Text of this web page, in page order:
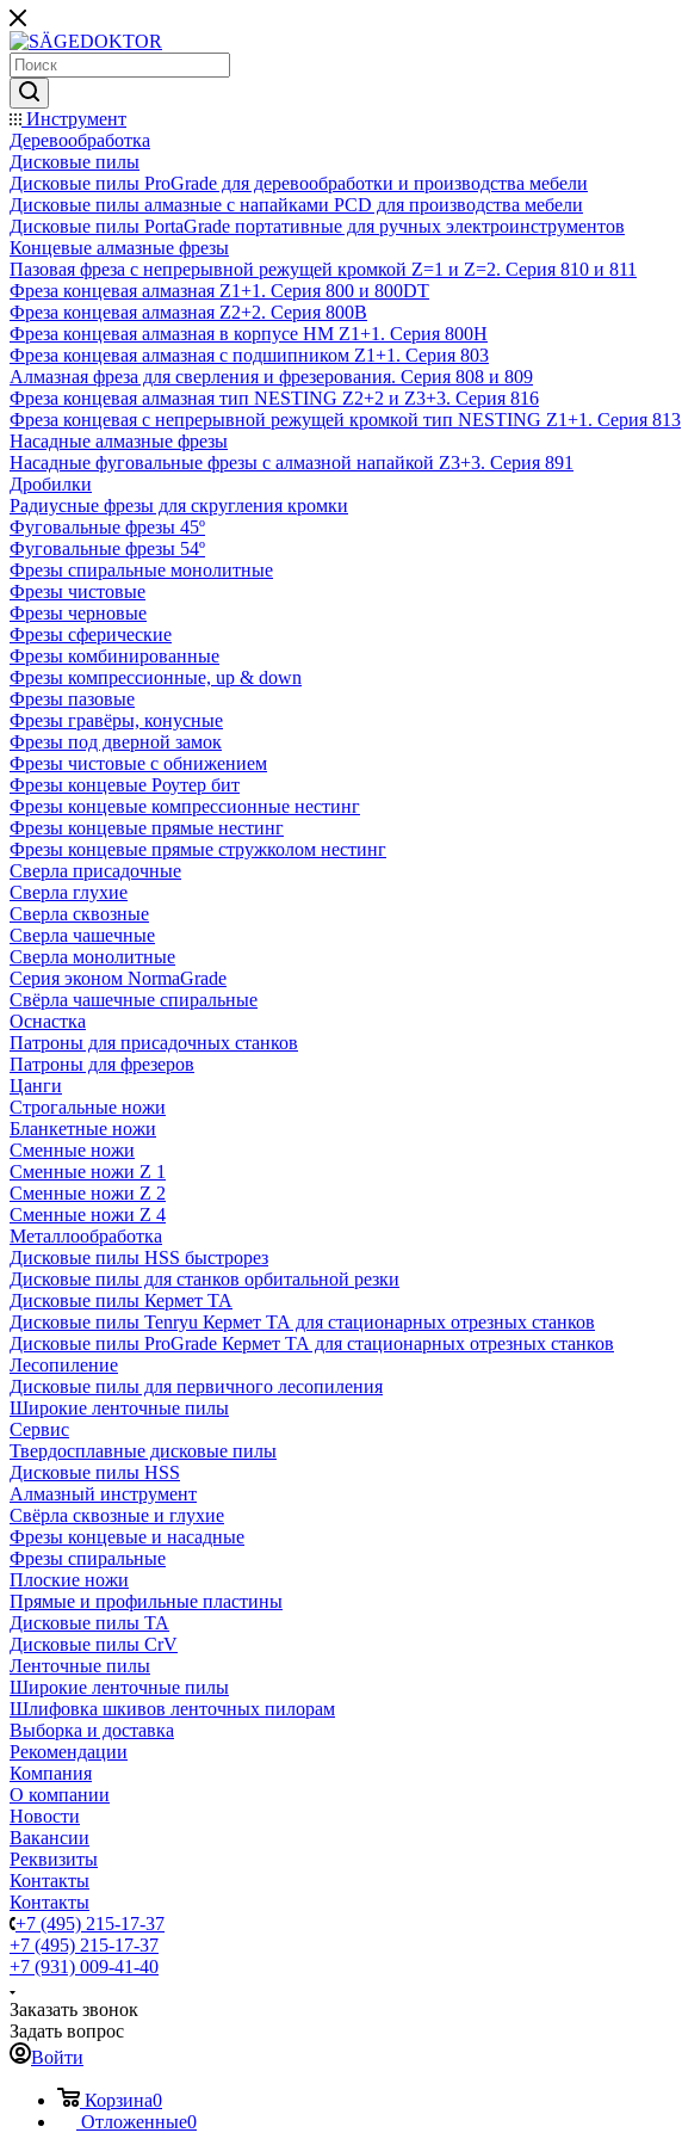
Инструмент
Деревообработка
Дисковые пилы
Дисковые пилы ProGrade для деревообработки и производства мебели
Дисковые пилы алмазные с напайками PCD для производства мебели
Дисковые пилы PortaGrade портативные для ручных электроинструментов
Концевые алмазные фрезы
Пазовая фреза с непрерывной режущей кромкой Z=1 и Z=2. Серия 810 и 811
Фреза концевая алмазная Z1+1. Серия 800 и 800DT
Фреза концевая алмазная Z2+2. Серия 800B
Фреза концевая алмазная в корпусе НМ Z1+1. Серия 800H
Фреза концевая алмазная с подшипником Z1+1. Серия 803
Алмазная фреза для сверления и фрезерования. Серия 808 и 809
Фреза концевая алмазная тип NESTING Z2+2 и Z3+3. Серия 816
Фреза концевая с непрерывной режущей кромкой тип NESTING Z1+1. Серия 813
Насадные алмазные фрезы
Насадные фуговальные фрезы с алмазной напайкой Z3+3. Серия 891
Дробилки
Радиусные фрезы для скругления кромки
Фуговальные фрезы 45º
Фуговальные фрезы 54º
Фрезы спиральные монолитные
Фрезы чистовые
Фрезы черновые
Фрезы сферические
Фрезы комбинированные
Фрезы компрессионные, up & down
Фрезы пазовые
Фрезы гравёры, конусные
Фрезы под дверной замок
Фрезы чистовые с обнижением
Фрезы концевые Роутер бит
Фрезы концевые компрессионные нестинг
Фрезы концевые прямые нестинг
Фрезы концевые прямые стружколом нестинг
Сверла присадочные
Сверла глухие
Сверла сквозные
Сверла чашечные
Сверла монолитные
Серия эконом NormaGrade
Свёрла чашечные спиральные
Оснастка
Патроны для присадочных станков
Патроны для фрезеров
Цанги
Строгальные ножи
Бланкетные ножи
Сменные ножи
Сменные ножи Z 1
Сменные ножи Z 2
Сменные ножи Z 4
Металлообработка
Дисковые пилы HSS быстрорез
Дисковые пилы для станков орбитальной резки
Дисковые пилы Кермет ТА
Дисковые пилы Tenryu Кермет ТА для стационарных отрезных станков
Дисковые пилы ProGrade Кермет ТА для стационарных отрезных станков
Лесопиление
Дисковые пилы для первичного лесопиления
Широкие ленточные пилы
Сервис
Твердосплавные дисковые пилы
Дисковые пилы HSS
Алмазный инструмент
Свёрла сквозные и глухие
Фрезы концевые и насадные
Фрезы спиральные
Плоские ножи
Прямые и профильные пластины
Дисковые пилы TA
Дисковые пилы CrV
Ленточные пилы
Широкие ленточные пилы
Шлифовка шкивов ленточных пилорам
Выборка и доставка
Рекомендации
Компания
О компании
Новости
Вакансии
Реквизиты
Контакты
Контакты
+7 (495) 215-17-37
+7 (495) 215-17-37
+7 (931) 009-41-40
Заказать звонок
Задать вопрос
Войти
Корзина0
Отложенные0